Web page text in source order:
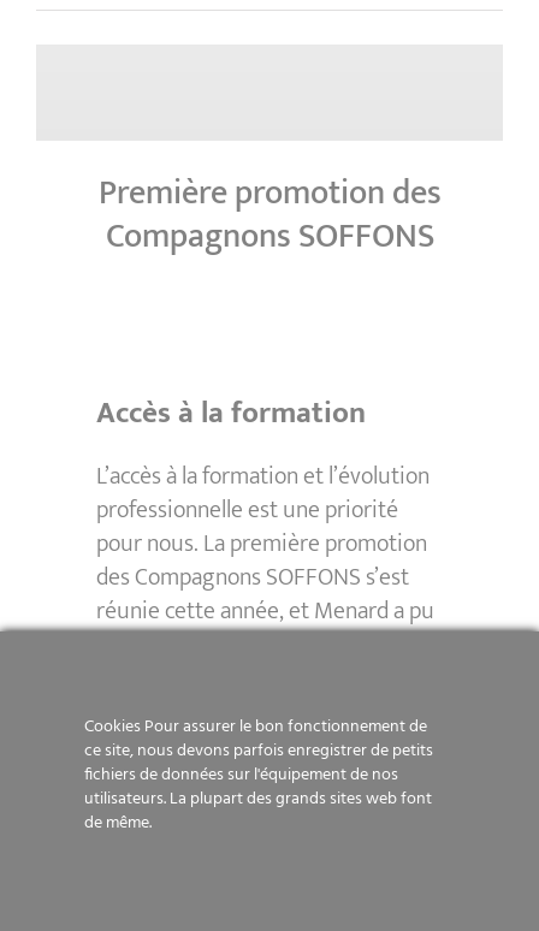
Première promotion des
Compagnons SOFFONS
Accès à la formation
L’accès à la formation et l’évolution
professionnelle est une priorité
pour nous. La première promotion
des Compagnons SOFFONS s’est
réunie cette année, et Menard a pu
formation à nos collaborateurs.
Cookies Pour assurer le bon fonctionnement de
ce site, nous devons parfois enregistrer de petits
fichiers de données sur l'équipement de nos
utilisateurs. La plupart des grands sites web font
de même.